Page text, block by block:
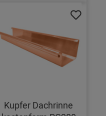
Kupfer Dachrinne